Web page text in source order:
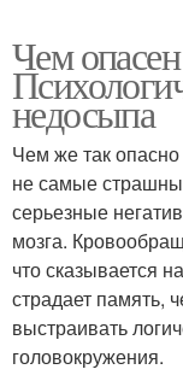
Чем
недосыпа
Чем же так
не самые
серьезные
мозга.
что сказывается
страдает память,
выстраивать
головокружения.